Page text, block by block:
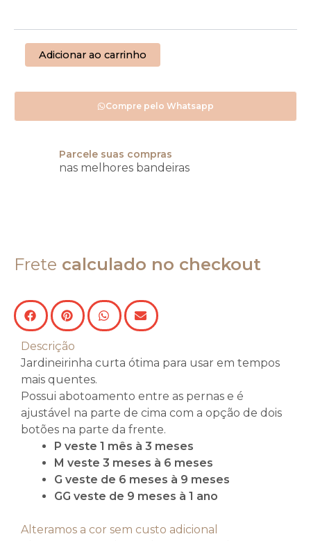
Adicionar ao carrinho
Compre pelo Whatsapp
Parcele suas compras
nas melhores bandeiras
Frete calculado no checkout
Descrição
Jardineirinha curta ótima para usar em tempos
mais quentes.
Possui abotoamento entre as pernas e é
ajustável na parte de cima com a opção de dois
botões na parte da frente.
P veste 1 mês à 3 meses
M veste 3 meses à 6 meses
G veste de 6 meses à 9 meses
GG veste de 9 meses à 1 ano
Alteramos a cor sem custo adicional